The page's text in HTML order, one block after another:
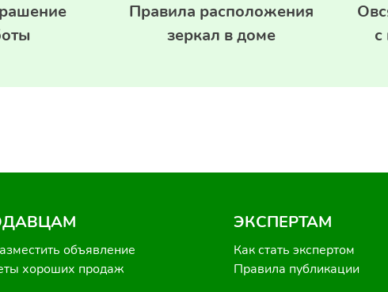
Правила расположения
зеркал в доме
объявление
хороших продаж
ЭКСПЕРТАМ
Как стать экспертом
Правила публикации